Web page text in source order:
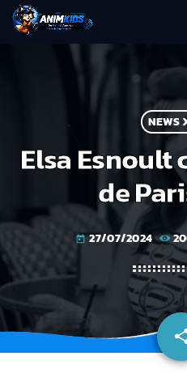
NEWS
Elsa Esnoult
de
today 27/07/2024